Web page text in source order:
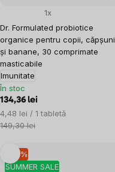
Dr. Formulated probiotice
organice pentru copii, căpșuni
și banane, 30 comprimate
masticabile
Imunitate
1x
În stoc
134,36 lei
Evaluare
preţ:
4,48 lei / 1 tabletă
149,30 lei
SUMMER SALE
–10 %